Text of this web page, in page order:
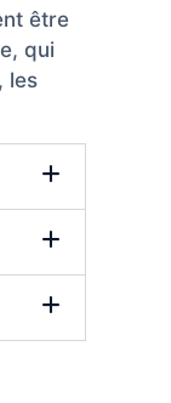
être
qui
les